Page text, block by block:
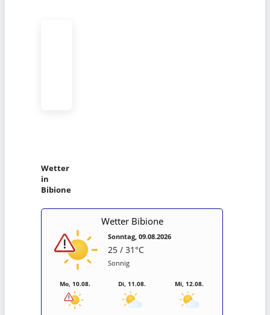
Wetter
in
Bibione
Wetter Bibione
Sonntag, 09.08.2026
25 / 31°C
Sonnig
Mo, 10.08. Di, 11.08. Mi, 12.08.